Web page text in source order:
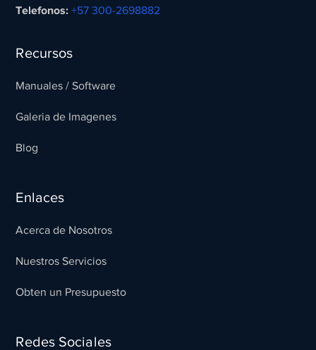
Telefonos: +57 300-2698882
Recursos
Manuales / Software
Galeria de Imagenes
Blog
Enlaces
Acerca de Nosotros
Nuestros Servicios
Obten un Presupuesto
Redes Sociales